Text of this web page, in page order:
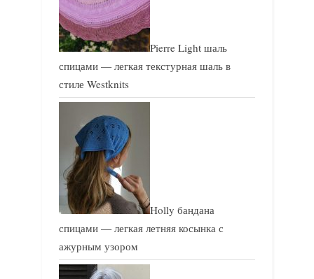
Pierre Light шаль
спицами — легкая текстурная шаль в
стиле Westknits
Holly бандана
спицами — легкая летняя косынка с
ажурным узором